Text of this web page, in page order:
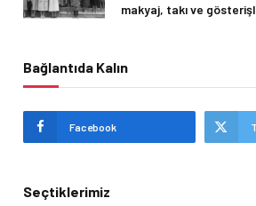
makyaj, takı ve
Bağlantıda Kalın
Facebook
Seçtiklerimiz